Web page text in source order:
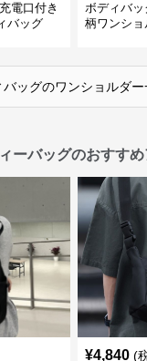
電口付き
バッグ
ボディバ
柄ワンシ
バッグのワンショルダー
ーバッグのおすす
¥4,840 (